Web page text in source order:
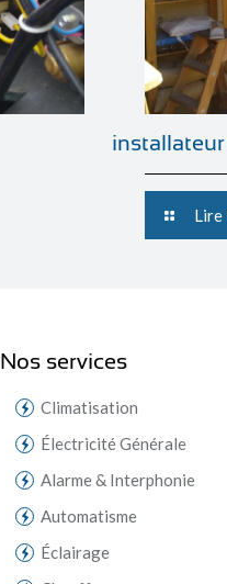
Lire
Nos services
Climatisation
Électricité Générale
Alarme & Interphonie
Automatisme
Éclairage